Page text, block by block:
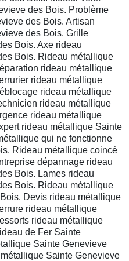
des Bois. Problème
des Bois. Artisan
des Bois. Grille
Bois. Axe rideau
Bois. Rideau métallique
rideau métallique
rideau métallique
rideau métallique
rideau métallique
rideau métallique
rideau métallique Sainte
qui ne fonctionne
Rideau métallique coincé
dépannage rideau
Bois. Lames rideau
Bois. Rideau métallique
Devis rideau métallique
rideau métallique
rideau métallique
de Fer Sainte
Sainte Genevieve
Sainte Genevieve